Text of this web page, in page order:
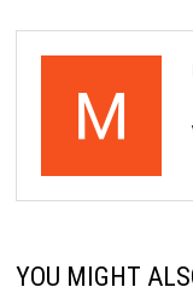
YOU MIGHT